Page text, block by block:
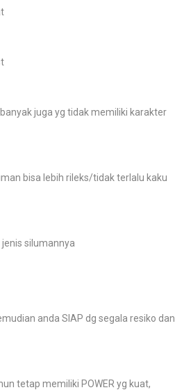
juga yg tidak memiliki karakter
bisa lebih rileks/tidak terlalu kaku
silumannya
anda SIAP dg segala resiko dan
tetap memiliki POWER yg kuat,